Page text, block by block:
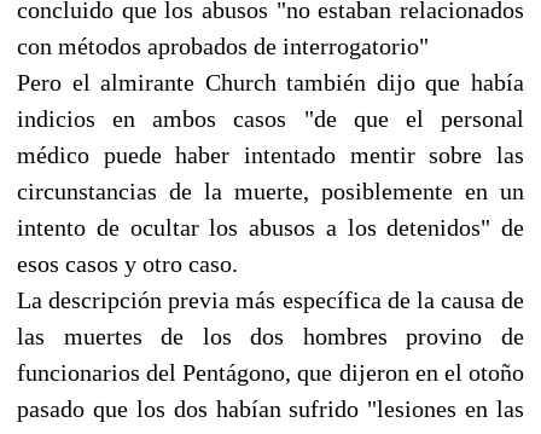
concluido que los abusos "no estaban relacionados
con métodos aprobados de interrogatorio"
Pero el almirante Church también dijo que había
indicios en ambos casos "de que el personal
médico puede haber intentado mentir sobre las
circunstancias de la muerte, posiblemente en un
intento de ocultar los abusos a los detenidos" de
esos casos y otro caso.
La descripción previa más específica de la causa de
las muertes de los dos hombres provino de
funcionarios del Pentágono, que dijeron en el otoño
pasado que los dos habían sufrido "lesiones en las